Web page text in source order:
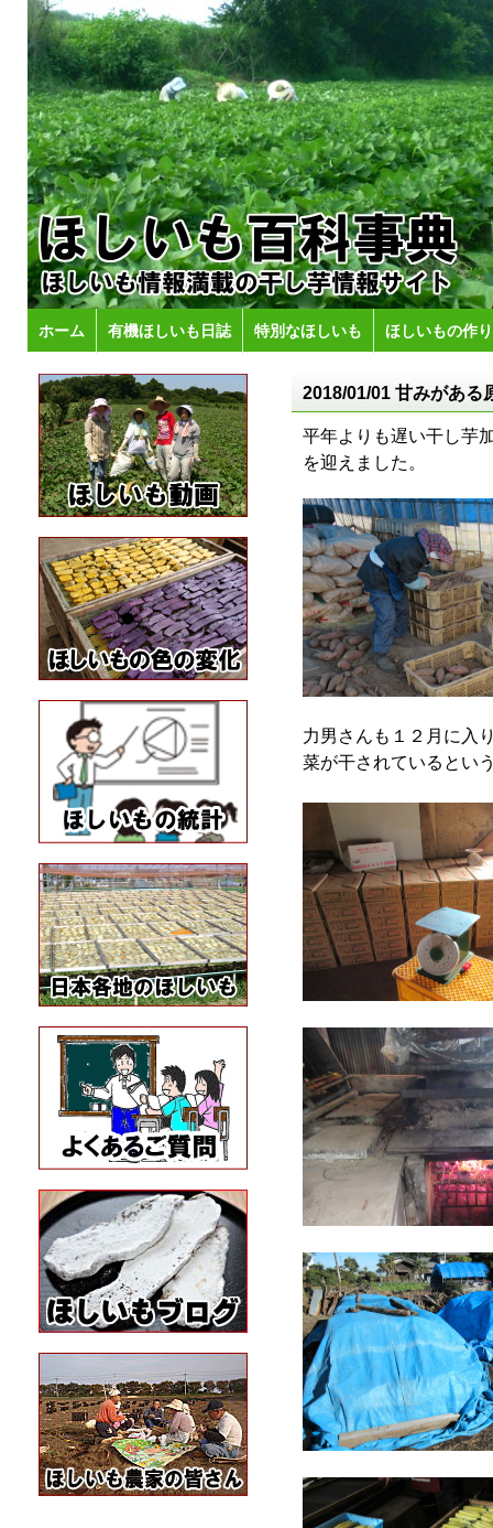
ホーム 有機ほしいも日誌 特別なほしいも ほしいもの作
2018/01/01 甘みがある
平年よりも遅い干し芋
を迎えました。
力男さんも１２月に入
菜が干されているとい